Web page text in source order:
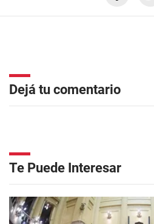
Dejá tu comentario
Te Puede Interesar